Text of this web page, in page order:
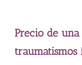
Precio de
traumatismos